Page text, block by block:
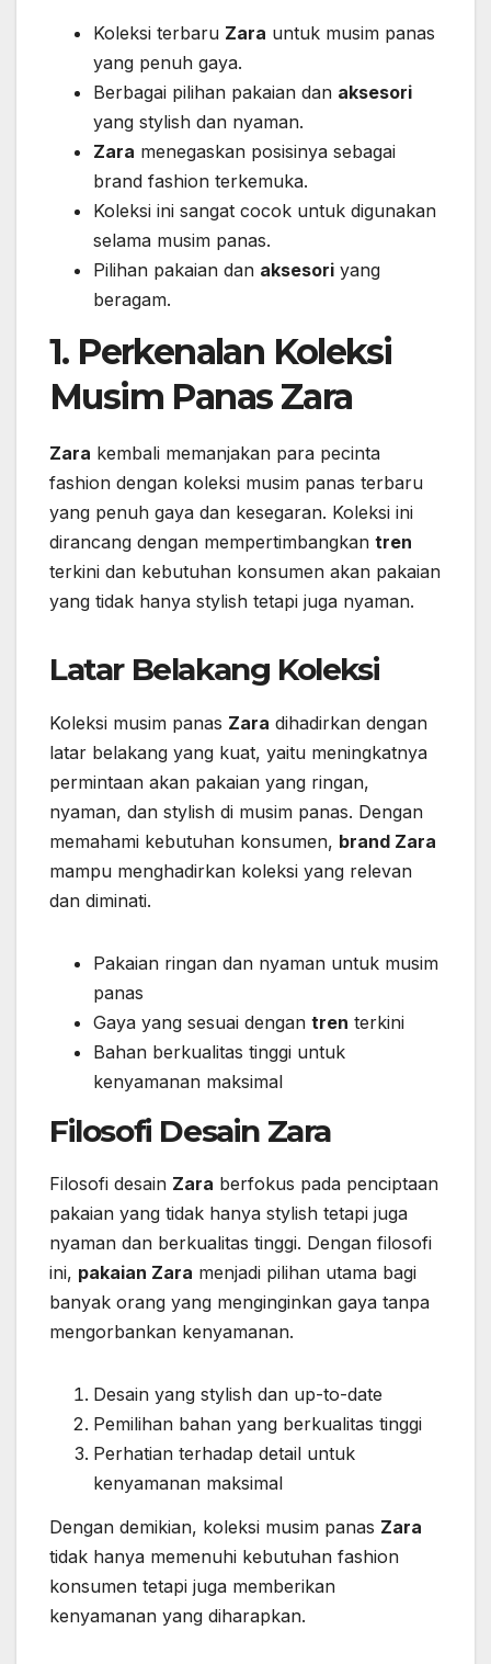
Koleksi terbaru Zara untuk musim panas
yang penuh gaya.
Berbagai pilihan pakaian dan aksesori
yang stylish dan nyaman.
Zara menegaskan posisinya sebagai
brand fashion terkemuka.
Koleksi ini sangat cocok untuk digunakan
selama musim panas.
Pilihan pakaian dan aksesori yang
beragam.
1. Perkenalan Koleksi
Musim Panas Zara
Zara kembali memanjakan para pecinta
fashion dengan koleksi musim panas terbaru
yang penuh gaya dan kesegaran. Koleksi ini
dirancang dengan mempertimbangkan tren
terkini dan kebutuhan konsumen akan pakaian
yang tidak hanya stylish tetapi juga nyaman.
Latar Belakang Koleksi
Koleksi musim panas Zara dihadirkan dengan
latar belakang yang kuat, yaitu meningkatnya
permintaan akan pakaian yang ringan,
nyaman, dan stylish di musim panas. Dengan
memahami kebutuhan konsumen, brand Zara
mampu menghadirkan koleksi yang relevan
dan diminati.
Pakaian ringan dan nyaman untuk musim
panas
Gaya yang sesuai dengan tren terkini
Bahan berkualitas tinggi untuk
kenyamanan maksimal
Filosofi Desain Zara
Filosofi desain Zara berfokus pada penciptaan
pakaian yang tidak hanya stylish tetapi juga
nyaman dan berkualitas tinggi. Dengan filosofi
ini, pakaian Zara menjadi pilihan utama bagi
banyak orang yang menginginkan gaya tanpa
mengorbankan kenyamanan.
Desain yang stylish dan up-to-date
Pemilihan bahan yang berkualitas tinggi
Perhatian terhadap detail untuk
kenyamanan maksimal
Dengan demikian, koleksi musim panas Zara
tidak hanya memenuhi kebutuhan fashion
konsumen tetapi juga memberikan
kenyamanan yang diharapkan.